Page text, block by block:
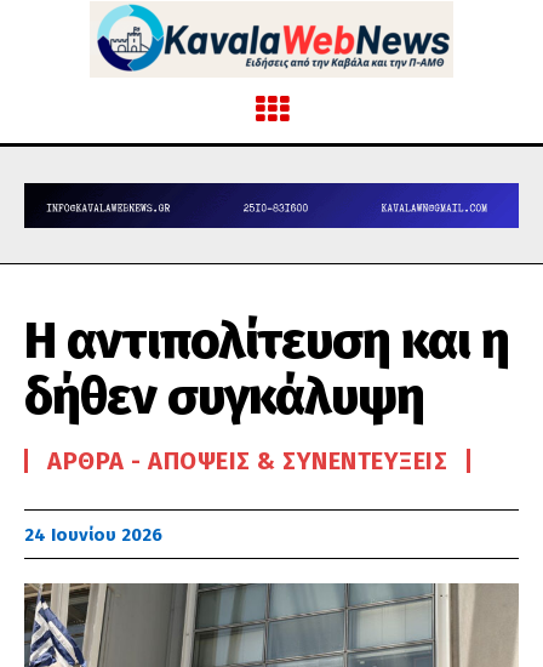
Η αντιπολίτευση και η
δήθεν συγκάλυψη
ΆΡΘΡΑ - ΑΠΌΨΕΙΣ & ΣΥΝΕΝΤΕΎΞΕΙΣ
24 Ιουνίου 2026